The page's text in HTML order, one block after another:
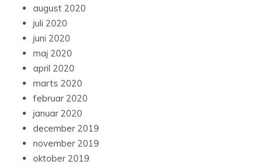
august 2020
juli 2020
juni 2020
maj 2020
april 2020
marts 2020
februar 2020
januar 2020
december 2019
november 2019
oktober 2019